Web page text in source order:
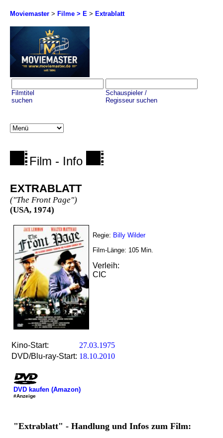
Moviemaster > Filme > E > Extrablatt
Filmtitel
suchen
Schauspieler /
Regisseur suchen
Film - Info
EXTRABLATT
("The Front Page")
(USA, 1974)
Regie: Billy Wilder
Film-Länge: 105 Min.
Verleih:
CIC
Kino-Start:
27.03.1975
DVD/Blu-ray-Start: 18.10.2010
DVD kaufen (Amazon)
#Anzeige
"Extrablatt" - Handlung und Infos zum Film: